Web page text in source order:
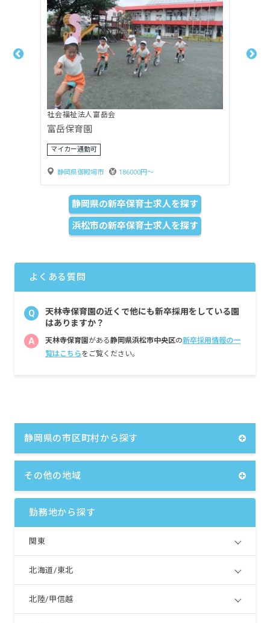
社会福祉法人嬰育会
月坂保育園
賞与3ヶ月以上
静岡県島田市
静岡県の新卒保育士求人を探す
浜松市の新卒保育士求人を探す
よくある質問
Q
天林寺保育園の近くで他にも新卒採用をしている園
はありますか？
A 天林寺保育園がある静岡県浜松市中央区の新卒採用情報の一
覧はこちらをご覧ください。
静岡県の市区町村から探す
その他の地域
勤務地から探す
関東
北海道/東北
北陸/甲信越